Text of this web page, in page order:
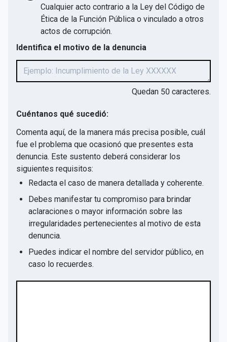
Cualquier acto contrario a la Ley del Código de
Ética de la Función Pública o vinculado a otros
actos de corrupción.
Identifica el motivo de la denuncia
Quedan 50 caracteres.
Cuéntanos qué sucedió:
Comenta aquí, de la manera más precisa posible, cuál
fue el problema que ocasionó que presentes esta
denuncia. Este sustento deberá considerar los
siguientes requisitos:
Redacta el caso de manera detallada y coherente.
Debes manifestar tu compromiso para brindar
aclaraciones o mayor información sobre las
irregularidades pertenecientes al motivo de esta
denuncia.
Puedes indicar el nombre del servidor público, en
caso lo recuerdes.